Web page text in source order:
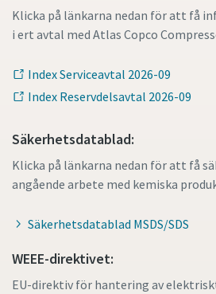
Klicka på länkarna nedan för att få
i ert avtal med Atlas Copco
Index Serviceavtal 2026-09
Index Reservdelsavtal 2026-09
Säkerhetsdatablad:
Klicka på länkarna nedan för att få
angående arbete med kemiska
Säkerhetsdatablad MSDS/SDS
WEEE-direktivet:
EU-direktiv för hantering av